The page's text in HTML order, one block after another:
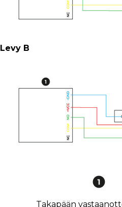
Levy B
Takapään